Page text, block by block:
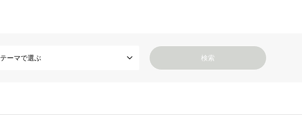
テーマで選ぶ